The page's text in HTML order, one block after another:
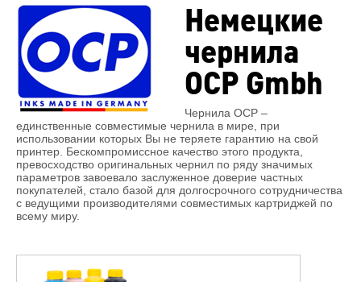
Немецкие
чернила
OCP Gmbh
Чернила OCP –
единственные совместимые чернила в мире, при
использовании которых Вы не теряете гарантию на свой
принтер. Бескомпромиссное качество этого продукта,
превосходство оригинальных чернил по ряду значимых
параметров завоевало заслуженное доверие частных
покупателей, стало базой для долгосрочного сотрудничества
с ведущими производителями совместимых картриджей по
всему миру.